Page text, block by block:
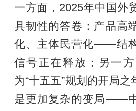
一方面，2025年中国外
具韧性的答卷：产品高
化、主体民营化——结
信号正在释放；另一
为“十五五”规划的开局之
是更加复杂的变局——